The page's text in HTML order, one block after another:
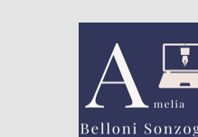
narrazione - con la stilo nel
"https://
google-site-
8ChNgojjwQG0SZIG